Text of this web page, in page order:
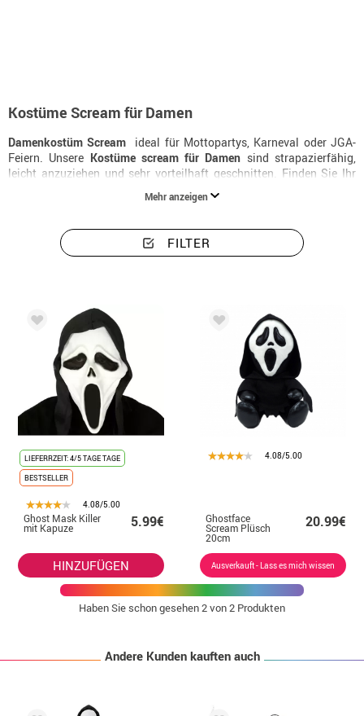
Kostüme Scream für Damen
Damenkostüm Scream  ideal für Mottopartys, Karneval oder JGA-
Feiern. Unsere Kostüme scream für Damen sind strapazierfähig,
leicht anzuziehen und sehr vorteilhaft geschnitten. Finden Sie Ihr
Scream-Kostüm für Damen
Mehr anzeigen
FILTER
LIEFERRZEIT: 4/5 TAGE TAGE
BESTSELLER
4.08/5.00
Ghost Mask Killer
mit Kapuze 5.99€
HINZUFÜGEN
4.08/5.00
Ghostface
Scream Plüsch
20cm
20.99€
Ausverkauft - Lass es mich wissen
Haben Sie schon gesehen2von 2 Produkten
Andere Kunden kauften auch